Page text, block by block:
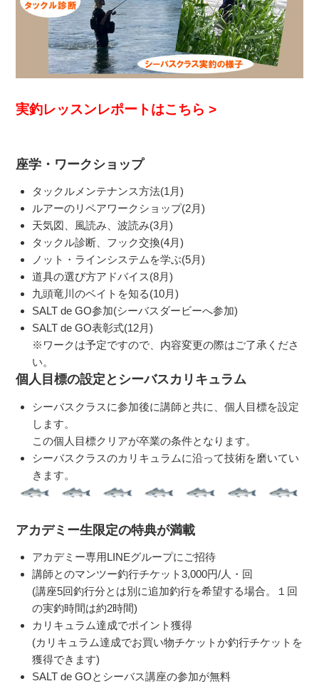
実釣レッスンレポートはこちら >
座学・ワークショップ
タックルメンテナンス方法(1月)
ルアーのリペアワークショップ(2月)
天気図、風読み、波読み(3月)
タックル診断、フック交換(4月)
ノット・ラインシステムを学ぶ(5月)
道具の選び方アドバイス(8月)
九頭竜川のベイトを知る(10月)
SALT de GO参加(シーバスダービーへ参加)
SALT de GO表彰式(12月)
※ワークは予定ですので、内容変更の際はご了承くださ
い。
個人目標の設定とシーバスカリキュラム
シーバスクラスに参加後に講師と共に、個人目標を設定
します。
この個人目標クリアが卒業の条件となります。
シーバスクラスのカリキュラムに沿って技術を磨いてい
きます。
アカデミー生限定の特典が満載
アカデミー専用LINEグループにご招待
講師とのマンツー釣行チケット3,000円/人・回
(講座5回釣行分とは別に追加釣行を希望する場合。１回
の実釣時間は約2時間)
カリキュラム達成でポイント獲得
(カリキュラム達成でお買い物チケットか釣行チケットを
獲得できます)
SALT de GOとシーバス講座の参加が無料